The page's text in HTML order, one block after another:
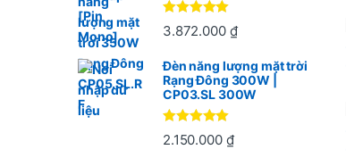
Được xếp
hạng 55
3.872.000 ₫
Đèn năng lượng mặt trời
Rạng Đông 300W |
CP03.SL 300W
Được xếp
hạng55
2.150.000 ₫